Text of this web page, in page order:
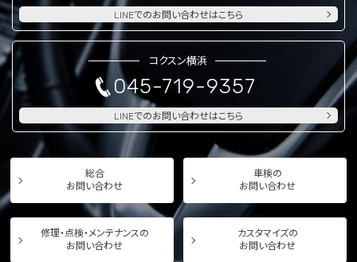
LINEでのお問い合わせはこちら
コクスン横浜
045-719-9357
LINEでのお問い合わせはこちら
総合
お問い合わせ
車検の
お問い合わせ
修理・点検・メンテナンスの
お問い合わせ
カスタマイズの
お問い合わせ